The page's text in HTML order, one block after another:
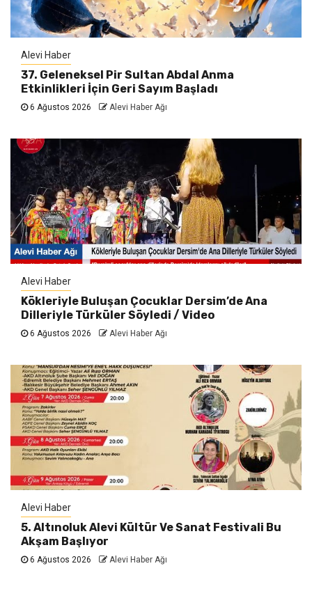
Alevi Haber
37. Geleneksel Pir Sultan Abdal Anma
Etkinlikleri İçin Geri Sayım Başladı
6 Ağustos 2026 Alevi Haber Ağı
Alevi Haber
Kökleriyle Buluşan Çocuklar Dersim’de Ana
Dilleriyle Türküler Söyledi / Video
6 Ağustos 2026 Alevi Haber Ağı
Alevi Haber
5. Altınoluk Alevi Kültür Ve Sanat Festivali Bu
Akşam Başlıyor
6 Ağustos 2026 Alevi Haber Ağı